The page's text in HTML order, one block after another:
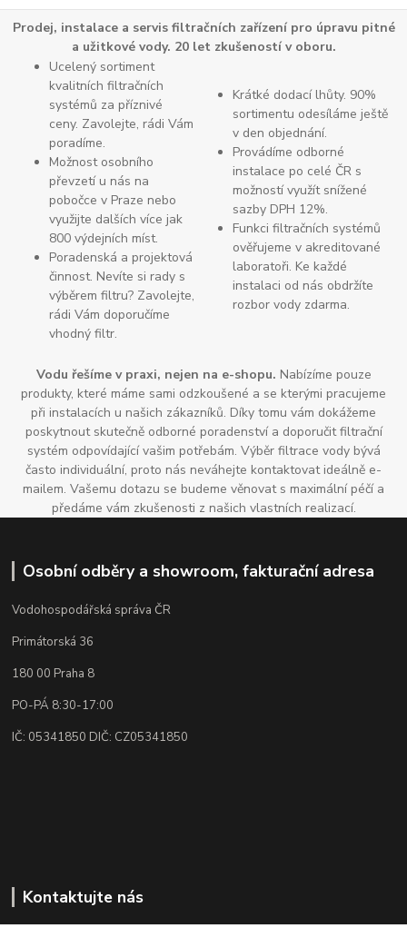
Prodej, instalace a servis filtračních zařízení pro úpravu pitné
a užitkové vody. 20 let zkušeností v oboru.
Ucelený sortiment
kvalitních filtračních
systémů za příznivé
ceny. Zavolejte, rádi Vám
poradíme.
Možnost osobního
převzetí u nás na
pobočce v Praze nebo
využijte dalších více jak
800 výdejních míst.
Poradenská a projektová
činnost. Nevíte si rady s
výběrem filtru? Zavolejte,
rádi Vám doporučíme
vhodný filtr.
Krátké dodací lhůty. 90%
sortimentu odesíláme ještě
v den objednání.
Provádíme odborné
instalace po celé ČR s
možností využít snížené
sazby DPH 12%.
Funkci filtračních systémů
ověřujeme v akreditované
laboratoři. Ke každé
instalaci od nás obdržíte
rozbor vody zdarma.
Vodu řešíme v praxi, nejen na e-shopu. Nabízíme pouze
produkty, které máme sami odzkoušené a se kterými pracujeme
při instalacích u našich zákazníků. Díky tomu vám dokážeme
poskytnout skutečně odborné poradenství a doporučit filtrační
systém odpovídající vašim potřebám. Výběr filtrace vody bývá
často individuální, proto nás neváhejte kontaktovat ideálně e-
mailem. Vašemu dotazu se budeme věnovat s maximální péčí a
předáme vám zkušenosti z našich vlastních realizací.
Osobní odběry a showroom, fakturační adresa
Vodohospodářská správa ČR
Primátorská 36
180 00 Praha 8
PO-PÁ 8:30-17:00
IČ: 05341850 DIČ: CZ05341850
Kontaktujte nás